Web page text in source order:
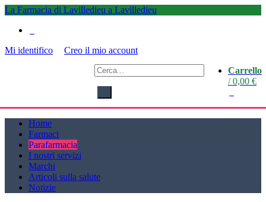
La Farmacia di Lavilledieu a Lavilledieu
Mi identifico
Creo il mio account
Carrello
/0,00 €
Home
Farmaci
Parafarmacia
I nostri servizi
Marchi
Articoli sulla salute
Notizie